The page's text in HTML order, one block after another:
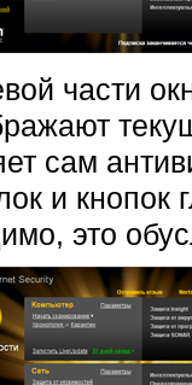
части
сам
и кнопок
это